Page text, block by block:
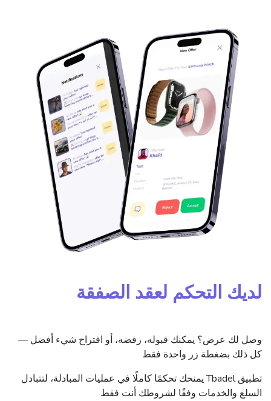
لديك التحكم لعقد الصفقة
وصل لك عرض؟ يمكنك قبوله، رفضه، أو اقتراح شيء أفضل —
كل ذلك بضغطة زر واحدة فقط
تطبيق Tbadel يمنحك تحكمًا كاملًا في عمليات المبادلة، لتتبادل
السلع والخدمات وفقًا لشروطك أنت فقط